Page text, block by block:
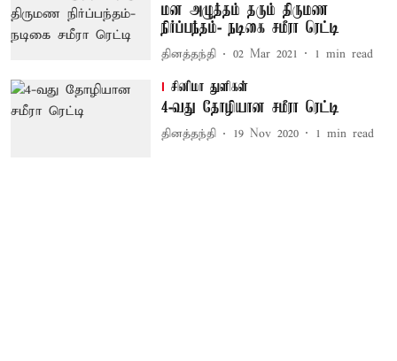
மன அழுத்தம் தரும் திருமண
நிர்ப்பந்தம்- நடிகை சமீரா ரெட்டி
தினத்தந்தி 02 Mar 2021 1 min read
சினிமா துளிகள்
4-வது தோழியான சமீரா ரெட்டி
தினத்தந்தி 19 Nov 2020 1 min read